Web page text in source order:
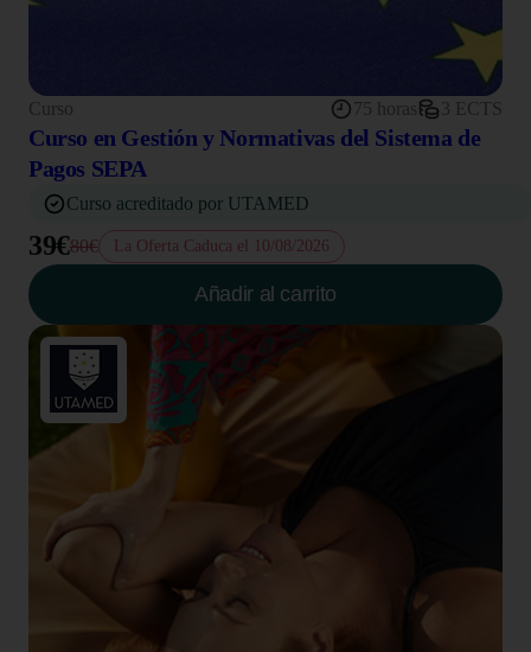
Curso 75 horas 3 ECTS
Curso en Gestión y Normativas del Sistema de
Pagos SEPA
Curso acreditado por UTAMED
39€80€ La Oferta Caduca el 10/08/2026
Añadir al carrito